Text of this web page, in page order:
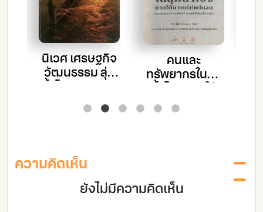
นิเวศ เศรษฐกิจ
วัฒนธรรม ลุ่ม
คุดคู้ถึงผาชัน ใน
กระแสการ
คนและ
ทรัพยากรในลุ่ม
ความไม่แน่นอน
ความคิดเห็น
ยังไม่มีความคิดเห็น